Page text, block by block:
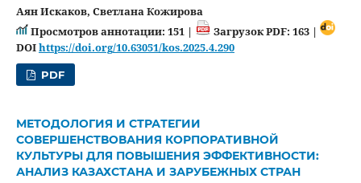
Аян Искаков, Светлана Кожирова
Просмотров аннотации: 151 |
Загрузок PDF: 163 |
DOIhttps://doi.org/10.63051/kos.2025.4.290
PDF
МЕТОДОЛОГИЯ И СТРАТЕГИИ
СОВЕРШЕНСТВОВАНИЯ КОРПОРАТИВНОЙ
КУЛЬТУРЫ ДЛЯ ПОВЫШЕНИЯ ЭФФЕКТИВНОСТИ:
АНАЛИЗ КАЗАХСТАНА И ЗАРУБЕЖНЫХ СТРАН